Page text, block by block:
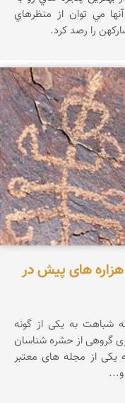
مي توان از منظرهاي
های پیش در
ای(حدود 2000 پ.م) که شباهت به یکی از گونه
گروهی از حشره شناسان
یکی از مجله های معتبر